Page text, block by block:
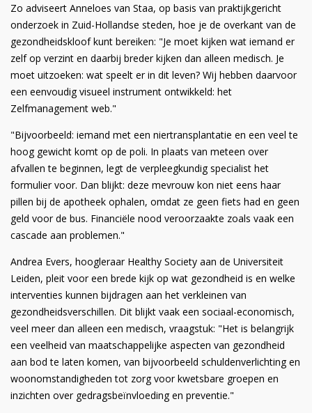
Zo adviseert Anneloes van Staa, op basis van praktijkgericht
onderzoek in Zuid-Hollandse steden, hoe je de overkant van de
gezondheidskloof kunt bereiken: "Je moet kijken wat iemand er
zelf op verzint en daarbij breder kijken dan alleen medisch. Je
moet uitzoeken: wat speelt er in dit leven? Wij hebben daarvoor
een eenvoudig visueel instrument ontwikkeld: het
Zelfmanagement web."
"Bijvoorbeeld: iemand met een niertransplantatie en een veel te
hoog gewicht komt op de poli. In plaats van meteen over
afvallen te beginnen, legt de verpleegkundig specialist het
formulier voor. Dan blijkt: deze mevrouw kon niet eens haar
pillen bij de apotheek ophalen, omdat ze geen fiets had en geen
geld voor de bus. Financiële nood veroorzaakte zoals vaak een
cascade aan problemen."
Andrea Evers, hoogleraar Healthy Society aan de Universiteit
Leiden, pleit voor een brede kijk op wat gezondheid is en welke
interventies kunnen bijdragen aan het verkleinen van
gezondheidsverschillen. Dit blijkt vaak een sociaal-economisch,
veel meer dan alleen een medisch, vraagstuk: "Het is belangrijk
een veelheid van maatschappelijke aspecten van gezondheid
aan bod te laten komen, van bijvoorbeeld schuldenverlichting en
woonomstandigheden tot zorg voor kwetsbare groepen en
inzichten over gedragsbeïnvloeding en preventie."